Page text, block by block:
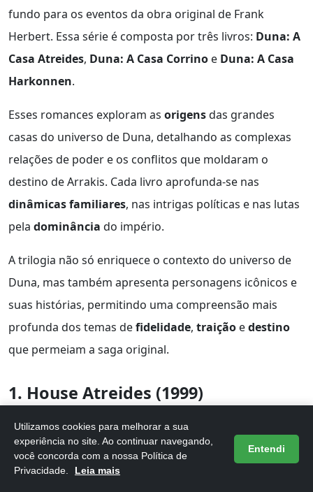
fundo para os eventos da obra original de Frank
Herbert. Essa série é composta por três livros: Duna: A
Casa Atreides, Duna: A Casa Corrino e Duna: A Casa
Harkonnen.
Esses romances exploram as origensdas grandes
casas do universo de Duna, detalhando as complexas
relações de poder e os conflitos que moldaram o
destino de Arrakis. Cada livro aprofunda-se nas
dinâmicas familiares, nas intrigas políticas e nas lutas
pela dominância do império.
A trilogia não só enriquece o contexto do universo de
Duna, mas também apresenta personagens icônicos e
suas histórias, permitindo uma compreensão mais
profunda dos temas defidelidade, traição edestino
que permeiam a saga original.
1. House Atreides (1999)
House Atreides, publicado em 1999, é o primeiro livro
da trilogia de prequelas escrita por Brian Herbert e
Kevin J. Anderson. A obra se passa anos antes dos
Utilizamos cookies para melhorar a sua
experiência no site. Ao continuar navegando,
você concorda com a nossa Política de
Privacidade.
Leia mais
Entendi